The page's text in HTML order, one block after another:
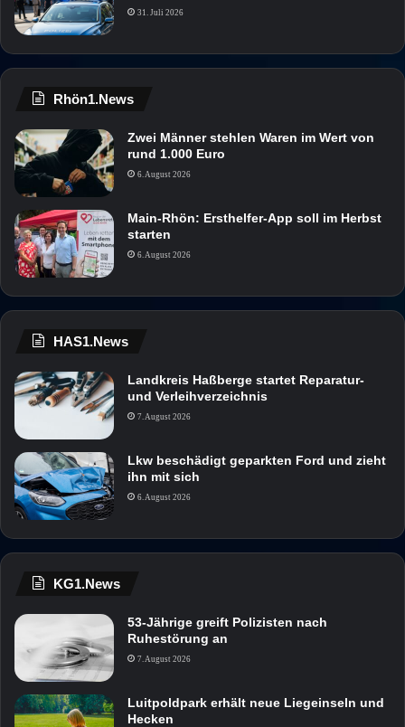
31. Juli 2026
Rhön1.News
Zwei Männer stehlen Waren im Wert von
rund 1.000 Euro
6. August 2026
Main-Rhön: Ersthelfer-App soll im Herbst
starten
6. August 2026
HAS1.News
Landkreis Haßberge startet Reparatur-
und Verleihverzeichnis
7. August 2026
Lkw beschädigt geparkten Ford und zieht
ihn mit sich
6. August 2026
KG1.News
53-Jährige greift Polizisten nach
Ruhestörung an
7. August 2026
Luitpoldpark erhält neue Liegeinseln und
Hecken